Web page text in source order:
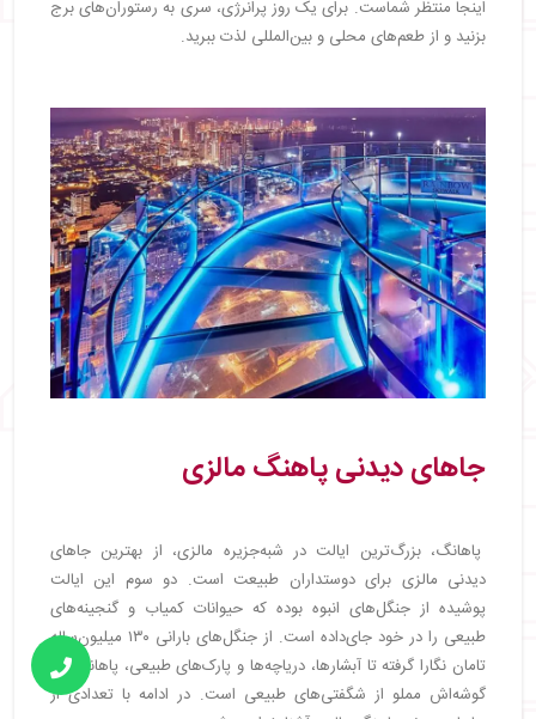
اینجا منتظر شماست. برای یک روز پرانرژی، سری به رستوران‌های برج
بزنید و از طعم‌های محلی و بین‌المللی لذت ببرید.
جاهای دیدنی پاهنگ مالزی
پاهانگ، بزرگ‌ترین ایالت در شبه‌جزیره مالزی، از بهترین جاهای
دیدنی مالزی برای دوستداران طبیعت است. دو سوم این ایالت
پوشیده از جنگل‌های انبوه بوده که حیوانات کمیاب و گنجینه‌های
طبیعی را در خود جای‌داده است. از جنگل‌های بارانی ۱۳۰ میلیون‌ساله
تامان نگارا گرفته تا آبشارها، دریاچه‌ها و پارک‌های طبیعی، پاهانگ هر
گوشه‌اش مملو از شگفتی‌های طبیعی است. در ادامه با تعدادی از